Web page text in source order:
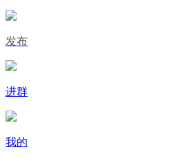
发布
进群
我的